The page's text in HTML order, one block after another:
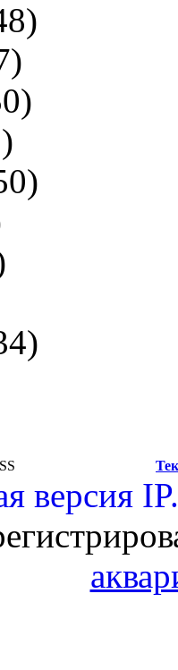
версия